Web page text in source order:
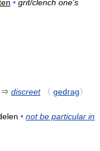
• grit/clench one's
⇒ discreet 〈 gedrag〉
• not be particular in